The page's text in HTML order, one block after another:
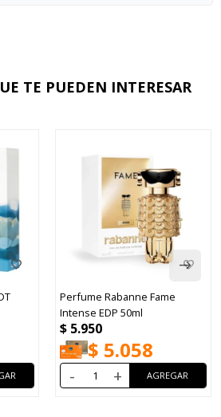
TE PUEDEN INTERESAR
Perfume Rabanne Fame
Intense EDP 50ml
$ 5.950
$ 5.058
- +